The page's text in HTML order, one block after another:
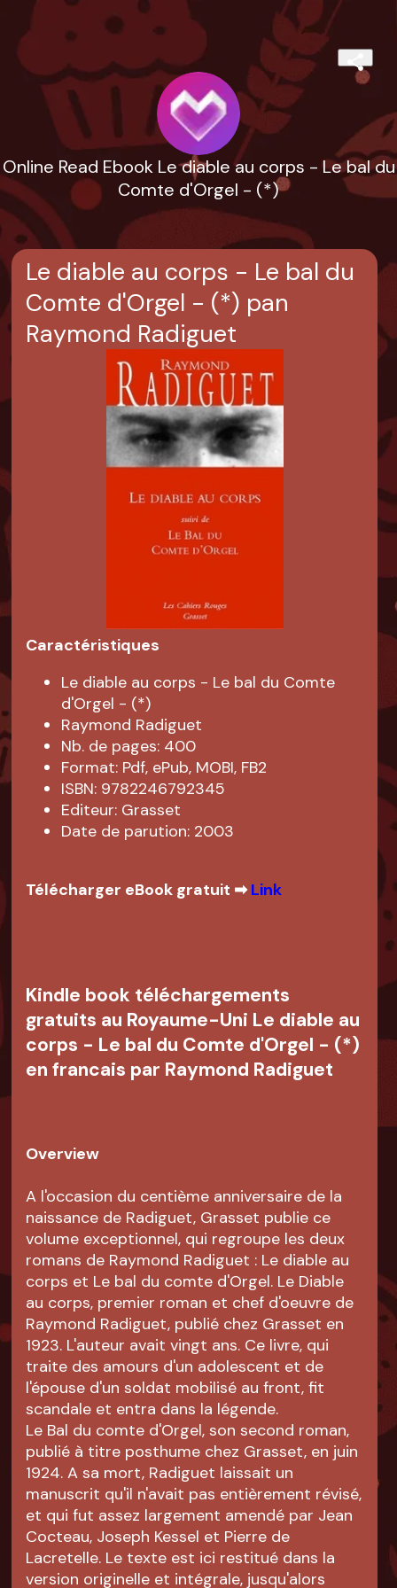
Online Read Ebook Le diable au corps - Le bal du
Comte d'Orgel - (*)
Le diable au corps - Le bal du
Comte d'Orgel - (*) pan
Raymond Radiguet
Caractéristiques
Le diable au corps - Le bal du Comte
d'Orgel - (*)
Raymond Radiguet
Nb. de pages: 400
Format: Pdf, ePub, MOBI, FB2
ISBN: 9782246792345
Editeur: Grasset
Date de parution: 2003
Télécharger eBook gratuit ➡Link
Kindle book téléchargements
gratuits au Royaume-Uni Le diable au
corps - Le bal du Comte d'Orgel - (*)
en francais par Raymond Radiguet
Overview
A l'occasion du centième anniversaire de la
naissance de Radiguet, Grasset publie ce
volume exceptionnel, qui regroupe les deux
romans de Raymond Radiguet : Le diable au
corps et Le bal du comte d'Orgel. Le Diable
au corps, premier roman et chef d'oeuvre de
Raymond Radiguet, publié chez Grasset en
1923. L'auteur avait vingt ans. Ce livre, qui
traite des amours d'un adolescent et de
l'épouse d'un soldat mobilisé au front, fit
scandale et entra dans la légende.
Le Bal du comte d'Orgel, son second roman,
publié à titre posthume chez Grasset, en juin
1924. A sa mort, Radiguet laissait un
manuscrit qu'il n'avait pas entièrement révisé,
et qui fut assez largement amendé par Jean
Cocteau, Joseph Kessel et Pierre de
Lacretelle. Le texte est ici restitué dans la
version originelle et intégrale, jusqu'alors